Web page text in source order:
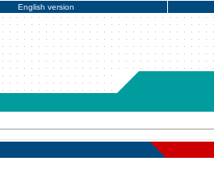
English version